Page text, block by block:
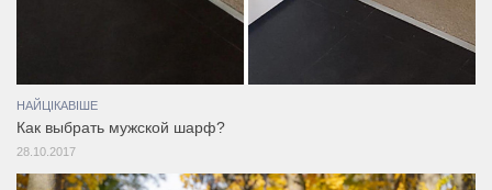
НАЙЦІКАВІШЕ
Как выбрать мужской шарф?
28.10.2017